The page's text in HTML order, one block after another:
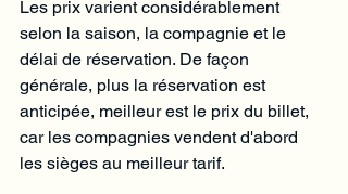
Les prix varient considérablement
selon la saison, la compagnie et le
délai de réservation. De façon
générale, plus la réservation est
anticipée, meilleur est le prix du billet,
car les compagnies vendent d'abord
les sièges au meilleur tarif.